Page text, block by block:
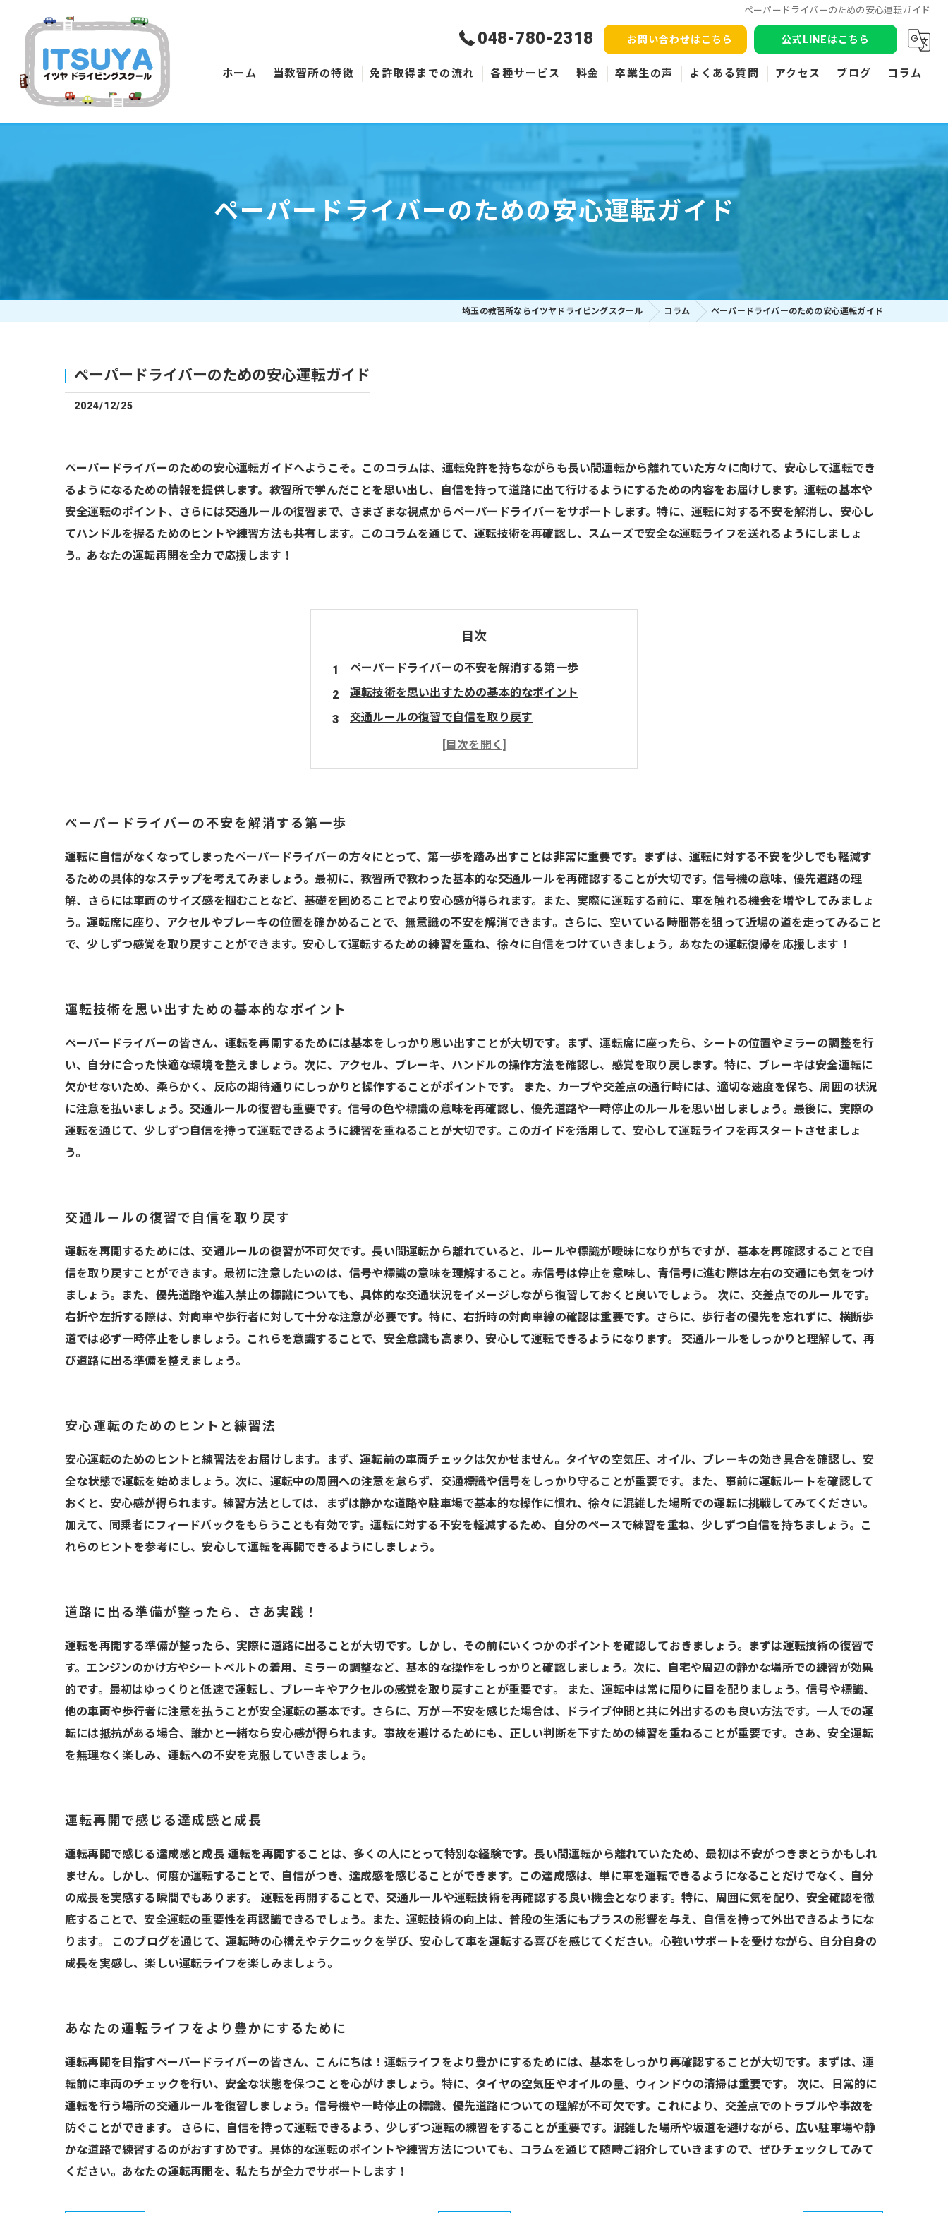
ペーパードライバーのための安心運転ガイド
048-780-2318 お問い合わせはこちら 公式LINEはこちら
ホーム 当教習所の特徴 免許取得までの流れ 各種サービス
ペーパードライバー
料金 卒業生の声 よくある質問 アクセス ブログ コラム
ペーパードライバーのための安心運転ガイド
埼玉の教習所ならイツヤドライビングスクール コラム ペーパードライバーのための安心運転ガイド
ペーパードライバーのための安心運転ガイド
2024/12/25
ペーパードライバーのための安心運転ガイドへようこそ。このコラムは、運転免許を持ちながらも長い間運転から離れていた方々に向けて、安心して運転でき
るようになるための情報を提供します。教習所で学んだことを思い出し、自信を持って道路に出て行けるようにするための内容をお届けします。運転の基本や
安全運転のポイント、さらには交通ルールの復習まで、さまざまな視点からペーパードライバーをサポートします。特に、運転に対する不安を解消し、安心し
てハンドルを握るためのヒントや練習方法も共有します。このコラムを通じて、運転技術を再確認し、スムーズで安全な運転ライフを送れるようにしましょ
う。あなたの運転再開を全力で応援します！
目次
ペーパードライバーの不安を解消する第一歩
運転技術を思い出すための基本的なポイント
交通ルールの復習で自信を取り戻す
安心運転のためのヒントと練習法
道路に出る準備が整ったら、さあ実践！
ペーパードライバーの不安を解消する第一歩
運転に自信がなくなってしまったペーパードライバーの方々にとって、第一歩を踏み出すことは非常に重要です。まずは、運転に対する不安を少しでも軽減す
るための具体的なステップを考えてみましょう。最初に、教習所で教わった基本的な交通ルールを再確認することが大切です。信号機の意味、優先道路の理
解、さらには車両のサイズ感を掴むことなど、基礎を固めることでより安心感が得られます。また、実際に運転する前に、車を触れる機会を増やしてみましょ
う。運転席に座り、アクセルやブレーキの位置を確かめることで、無意識の不安を解消できます。さらに、空いている時間帯を狙って近場の道を走ってみること
で、少しずつ感覚を取り戻すことができます。安心して運転するための練習を重ね、徐々に自信をつけていきましょう。あなたの運転復帰を応援します！
運転技術を思い出すための基本的なポイント
ペーパードライバーの皆さん、運転を再開するためには基本をしっかり思い出すことが大切です。まず、運転席に座ったら、シートの位置やミラーの調整を行
い、自分に合った快適な環境を整えましょう。次に、アクセル、ブレーキ、ハンドルの操作方法を確認し、感覚を取り戻します。特に、ブレーキは安全運転に
欠かせないため、柔らかく、反応の期待通りにしっかりと操作することがポイントです。 また、カーブや交差点の通行時には、適切な速度を保ち、周囲の状況
に注意を払いましょう。交通ルールの復習も重要です。信号の色や標識の意味を再確認し、優先道路や一時停止のルールを思い出しましょう。最後に、実際の
運転を通じて、少しずつ自信を持って運転できるように練習を重ねることが大切です。このガイドを活用して、安心して運転ライフを再スタートさせましょ
う。
交通ルールの復習で自信を取り戻す
運転を再開するためには、交通ルールの復習が不可欠です。長い間運転から離れていると、ルールや標識が曖昧になりがちですが、基本を再確認することで自
信を取り戻すことができます。最初に注意したいのは、信号や標識の意味を理解すること。赤信号は停止を意味し、青信号に進む際は左右の交通にも気をつけ
ましょう。また、優先道路や進入禁止の標識についても、具体的な交通状況をイメージしながら復習しておくと良いでしょう。 次に、交差点でのルールです。
右折や左折する際は、対向車や歩行者に対して十分な注意が必要です。特に、右折時の対向車線の確認は重要です。さらに、歩行者の優先を忘れずに、横断歩
道では必ず一時停止をしましょう。これらを意識することで、安全意識も高まり、安心して運転できるようになります。 交通ルールをしっかりと理解して、再
び道路に出る準備を整えましょう。
安心運転のためのヒントと練習法
安心運転のためのヒントと練習法をお届けします。まず、運転前の車両チェックは欠かせません。タイヤの空気圧、オイル、ブレーキの効き具合を確認し、安
全な状態で運転を始めましょう。次に、運転中の周囲への注意を怠らず、交通標識や信号をしっかり守ることが重要です。また、事前に運転ルートを確認して
おくと、安心感が得られます。練習方法としては、まずは静かな道路や駐車場で基本的な操作に慣れ、徐々に混雑した場所での運転に挑戦してみてください。
加えて、同乗者にフィードバックをもらうことも有効です。運転に対する不安を軽減するため、自分のペースで練習を重ね、少しずつ自信を持ちましょう。こ
れらのヒントを参考にし、安心して運転を再開できるようにしましょう。
道路に出る準備が整ったら、さあ実践！
運転を再開する準備が整ったら、実際に道路に出ることが大切です。しかし、その前にいくつかのポイントを確認しておきましょう。まずは運転技術の復習で
す。エンジンのかけ方やシートベルトの着用、ミラーの調整など、基本的な操作をしっかりと確認しましょう。次に、自宅や周辺の静かな場所での練習が効果
的です。最初はゆっくりと低速で運転し、ブレーキやアクセルの感覚を取り戻すことが重要です。 また、運転中は常に周りに目を配りましょう。信号や標識、
他の車両や歩行者に注意を払うことが安全運転の基本です。さらに、万が一不安を感じた場合は、ドライブ仲間と共に外出するのも良い方法です。一人での運
転には抵抗がある場合、誰かと一緒なら安心感が得られます。事故を避けるためにも、正しい判断を下すための練習を重ねることが重要です。さあ、安全運転
を無理なく楽しみ、運転への不安を克服していきましょう。
運転再開で感じる達成感と成長
運転再開で感じる達成感と成長 運転を再開することは、多くの人にとって特別な経験です。長い間運転から離れていたため、最初は不安がつきまとうかもしれ
ません。しかし、何度か運転することで、自信がつき、達成感を感じることができます。この達成感は、単に車を運転できるようになることだけでなく、自分
の成長を実感する瞬間でもあります。 運転を再開することで、交通ルールや運転技術を再確認する良い機会となります。特に、周囲に気を配り、安全確認を徹
底することで、安全運転の重要性を再認識できるでしょう。また、運転技術の向上は、普段の生活にもプラスの影響を与え、自信を持って外出できるようにな
ります。 このブログを通じて、運転時の心構えやテクニックを学び、安心して車を運転する喜びを感じてください。心強いサポートを受けながら、自分自身の
成長を実感し、楽しい運転ライフを楽しみましょう。
あなたの運転ライフをより豊かにするために
運転再開を目指すペーパードライバーの皆さん、こんにちは！運転ライフをより豊かにするためには、基本をしっかり再確認することが大切です。まずは、運
転前に車両のチェックを行い、安全な状態を保つことを心がけましょう。特に、タイヤの空気圧やオイルの量、ウィンドウの清掃は重要です。 次に、日常的に
運転を行う場所の交通ルールを復習しましょう。信号機や一時停止の標識、優先道路についての理解が不可欠です。これにより、交差点でのトラブルや事故を
防ぐことができます。 さらに、自信を持って運転できるよう、少しずつ運転の練習をすることが重要です。混雑した場所や坂道を避けながら、広い駐車場や静
かな道路で練習するのがおすすめです。具体的な運転のポイントや練習方法についても、コラムを通じて随時ご紹介していきますので、ぜひチェックしてみて
ください。あなたの運転再開を、私たちが全力でサポートします！